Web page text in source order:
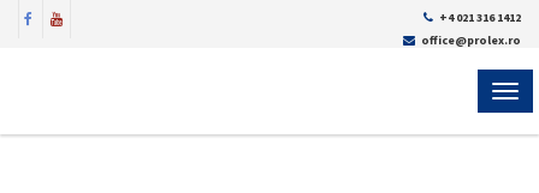
+4 021 316 1412
office@prolex.ro